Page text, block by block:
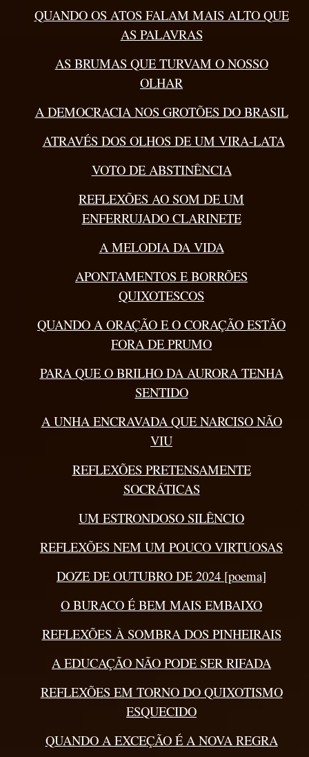
QUANDO OS ATOS FALAM MAIS ALTO QUE
AS PALAVRAS
AS BRUMAS QUE TURVAM O NOSSO
OLHAR
A DEMOCRACIA NOS GROTÕES DO BRASIL
ATRAVÉS DOS OLHOS DE UM VIRA-LATA
VOTO DE ABSTINÊNCIA
REFLEXÕES AO SOM DE UM
ENFERRUJADO CLARINETE
A MELODIA DA VIDA
APONTAMENTOS E BORRÕES
QUIXOTESCOS
QUANDO A ORAÇÃO E O CORAÇÃO ESTÃO
FORA DE PRUMO
PARA QUE O BRILHO DA AURORA TENHA
SENTIDO
A UNHA ENCRAVADA QUE NARCISO NÃO
VIU
REFLEXÕES PRETENSAMENTE
SOCRÁTICAS
UM ESTRONDOSO SILÊNCIO
REFLEXÕES NEM UM POUCO VIRTUOSAS
DOZE DE OUTUBRO DE 2024 [poema]
O BURACO É BEM MAIS EMBAIXO
REFLEXÕES À SOMBRA DOS PINHEIRAIS
A EDUCAÇÃO NÃO PODE SER RIFADA
REFLEXÕES EM TORNO DO QUIXOTISMO
ESQUECIDO
QUANDO A EXCEÇÃO É A NOVA REGRA